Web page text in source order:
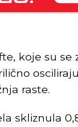
koje su se
raste.
skliznula